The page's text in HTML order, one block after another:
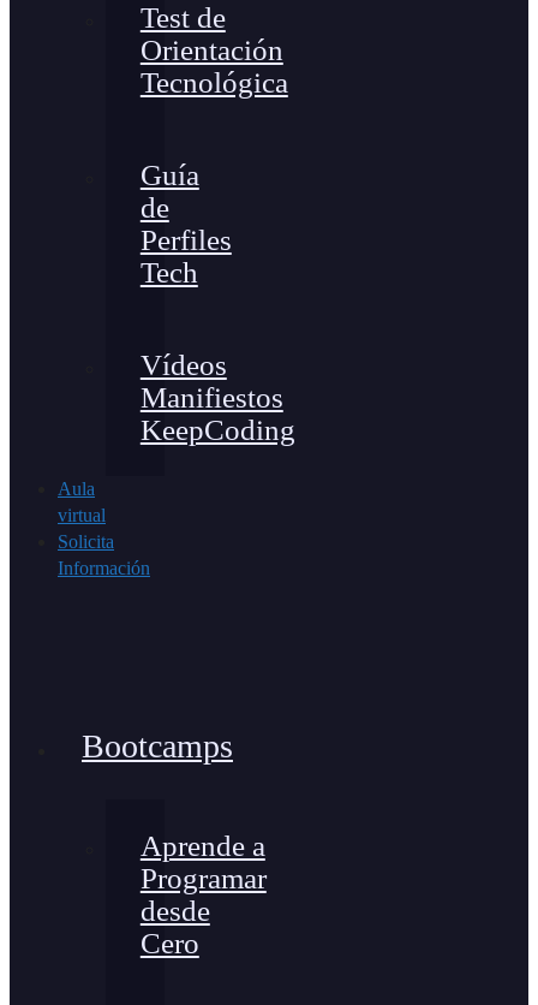
Test de
Orientación
Tecnológica
Guía
de
Perfiles
Tech
Vídeos
Manifiestos
KeepCoding
Aula
virtual
Solicita
Información
Bootcamps
Aprende a
Programar
desde
Cero